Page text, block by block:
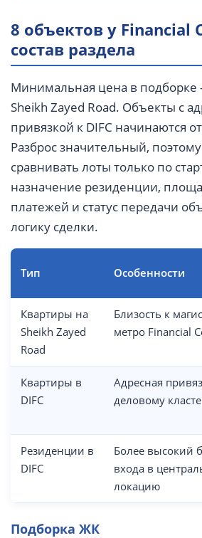
8 объектов у Financial
состав раздела
Минимальная цена в подборке
Sheikh Zayed Road. Объекты с
привязкой к DIFC начинаются
Разброс значительный,
сравнивать лоты только по
назначение резиденции,
платежей и статус передачи
логику сделки.
Тип Особенности
Квартиры на
Sheikh Zayed
Road
Близость к
метро Financial
Квартиры в
DIFC
Адресная
деловому
Резиденции в
DIFC
Более высокий
входа в
локацию
Подборка ЖК